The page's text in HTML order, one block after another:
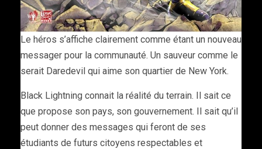
Le héros s’affiche clairement comme étant un nouveau
messager pour la communauté. Un sauveur comme le
serait Daredevil qui aime son quartier de New York.
Black Lightning connait la réalité du terrain. Il sait ce
que propose son pays, son gouvernement. Il sait qu’il
peut donner des messages qui feront de ses
étudiants de futurs citoyens respectables et